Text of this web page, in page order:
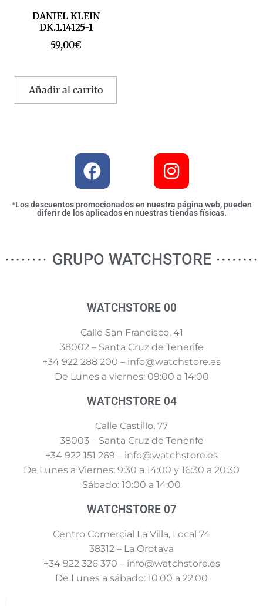
DANIEL KLEIN
DK.1.14125-1
59,00€
Añadir al carrito
*Los descuentos promocionados en nuestra página web, pueden
diferir de los aplicados en nuestras tiendas físicas.
GRUPO WATCHSTORE
WATCHSTORE 00
Calle San Francisco, 41
38002 – Santa Cruz de Tenerife
+34 922 288 200 – info@watchstore.es
De Lunes a viernes: 09:00 a 14:00
WATCHSTORE 04
Calle Castillo, 77
38003 – Santa Cruz de Tenerife
+34 922 151 269 – info@watchstore.es
De Lunes a Viernes: 9:30 a 14:00 y 16:30 a 20:30
Sábado: 10:00 a 14:00
WATCHSTORE 07
Centro Comercial La Villa, Local 74
38312 – La Orotava
+34 922 326 370 – info@watchstore.es
De Lunes a sábado: 10:00 a 22:00